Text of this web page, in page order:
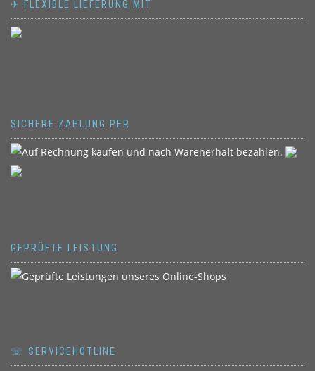
✈ FLEXIBLE LIEFERUNG MIT
SICHERE ZAHLUNG PER
GEPRÜFTE LEISTUNG
☏ SERVICEHOTLINE